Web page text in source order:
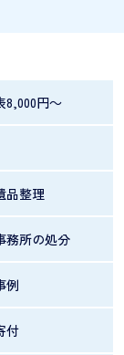
すくまと
以上が対
・1回5点
接搬入（2
べます。冷
8,000円～
品整理
務所の処分
例
付